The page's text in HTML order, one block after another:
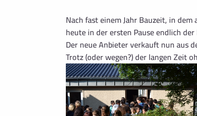
Nach fast einem Jahr Bauzeit, in
heute in der ersten Pause endlich
Der neue Anbieter verkauft nun aus
Trotz (oder wegen?) der langen Zeit